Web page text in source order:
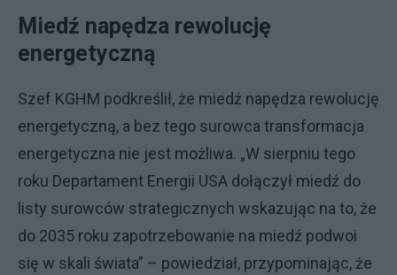
Miedź napędza rewolucję
energetyczną
Szef KGHM podkreślił, że miedź napędza rewolucję
energetyczną, a bez tego surowca transformacja
energetyczna nie jest możliwa. „W sierpniu tego
roku Departament Energii USA dołączył miedź do
listy surowców strategicznych wskazując na to, że
do 2035 roku zapotrzebowanie na miedź podwoi
się w skali świata” – powiedział, przypominając, że